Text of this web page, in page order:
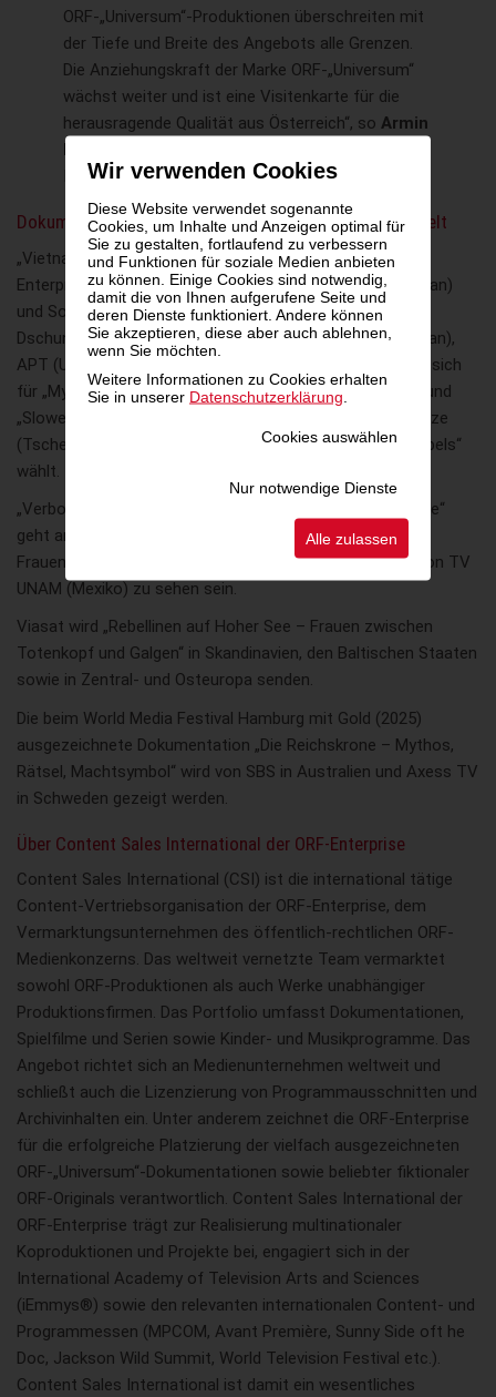
Wir verwenden Cookies
Diese Website verwendet sogenannte
Cookies, um Inhalte und Anzeigen optimal für
Sie zu gestalten, fortlaufend zu verbessern
und Funktionen für soziale Medien anbieten
zu können. Einige Cookies sind notwendig,
damit die von Ihnen aufgerufene Seite und
deren Dienste funktioniert. Andere können
Sie akzeptieren, diese aber auch ablehnen,
wenn Sie möchten.
Weitere Informationen zu Cookies erhalten
Sie in unserer Datenschutzerklärung
Cookies auswählen
Nur notwendige Dienste
Alle zulassen
ORF-„Universum“-Produktionen überschreiten mit
der Tiefe und Breite des Angebots alle Grenzen.
Die Anziehungskraft der Marke ORF-„Universum“
wächst weiter und ist eine Visitenkarte für die
herausragende Qualität aus Österreich“, so Armin
Luttenberger
International der ORF-Enterprise.
Dokumentationen aus Österreich gehen in die ganze Welt
„Vietnam – Das ungezähmte Paradis“ lizenziert die ORF-
Enterprise unter anderem an PTS Public Television (Taiwan)
und Société Radio Canada (Kanada). „Das wahre
Dschungelbuch“ sichern sich PTS Public Television (Taiwan),
APT (USA) und RAI (Italien). MTVA (Ungarn) entscheidet sich
für „Mythos Transsilvanien – Draculas geheime Wildnis“ und
„Slowenien – Am Puls der Wildnis“, während Ceska Televize
(Tschechien) „Die Nikobaren – Auferstehung eines Archipels“
wählt.
„Verbotenes Begehren – Meilensteine queerer Geschichte“
geht an TV Justicia (Mexiko), „Aufstand im Bordell –
Frauenhandel um 1900“ wird demnächst im Programm von TV
UNAM (Mexiko) zu sehen sein.
Viasat wird „Rebellinen auf Hoher See – Frauen zwischen
Totenkopf und Galgen“ in Skandinavien, den Baltischen Staaten
sowie in Zentral- und Osteuropa senden.
Die beim World Media Festival Hamburg mit Gold (2025)
ausgezeichnete Dokumentation „Die Reichskrone – Mythos,
Rätsel, Machtsymbol“ wird von SBS in Australien und Axess TV
in Schweden gezeigt werden.
Über Content Sales International der ORF-Enterprise
Content Sales International (CSI) ist die international tätige
Content-Vertriebsorganisation der ORF-Enterprise, dem
Vermarktungsunternehmen des öffentlich-rechtlichen ORF-
Medienkonzerns. Das weltweit vernetzte Team vermarktet
sowohl ORF-Produktionen als auch Werke unabhängiger
Produktionsfirmen. Das Portfolio umfasst Dokumentationen,
Spielfilme und Serien sowie Kinder- und Musikprogramme. Das
Angebot richtet sich an Medienunternehmen weltweit und
schließt auch die Lizenzierung von Programmausschnitten und
Archivinhalten ein. Unter anderem zeichnet die ORF-Enterprise
für die erfolgreiche Platzierung der vielfach ausgezeichneten
ORF-„Universum“-Dokumentationen sowie beliebter fiktionaler
ORF-Originals verantwortlich. Content Sales International der
ORF-Enterprise trägt zur Realisierung multinationaler
Koproduktionen und Projekte bei, engagiert sich in der
International Academy of Television Arts and Sciences
(iEmmys®) sowie den relevanten internationalen Content- und
Programmessen (MPCOM, Avant Première, Sunny Side oft he
Doc, Jackson Wild Summit, World Television Festival etc.).
Content Sales International ist damit ein wesentliches